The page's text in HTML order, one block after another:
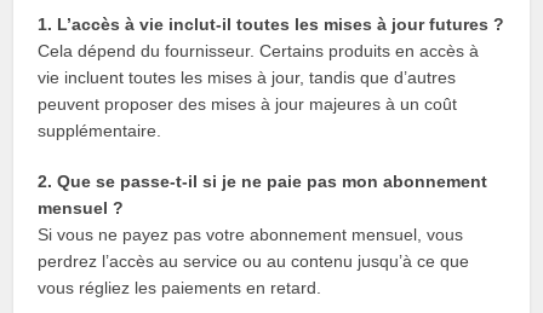
1. L’accès à vie inclut-il toutes les mises à jour futures ?
Cela dépend du fournisseur. Certains produits en accès à
vie incluent toutes les mises à jour, tandis que d’autres
peuvent proposer des mises à jour majeures à un coût
supplémentaire.
2. Que se passe-t-il si je ne paie pas mon abonnement
mensuel ?
Si vous ne payez pas votre abonnement mensuel, vous
perdrez l’accès au service ou au contenu jusqu’à ce que
vous régliez les paiements en retard.